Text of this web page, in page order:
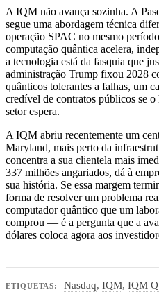
A IQM não avança sozinha. A
segue uma abordagem técnica
operação SPAC no mesmo
computação quântica acelera,
a tecnologia está da fasquia que
administração Trump fixou 2028
quânticos tolerantes a falhas, um
credível de contratos públicos se
setor espera.
A IQM abriu recentemente um
Maryland, mais perto da
concentra a sua clientela mais
337 milhões angariados, dá à
sua história. Se essa margem
forma de resolver um problema
computador quântico que um
comprou — é a pergunta que a
dólares coloca agora aos
ETIQUETAS: Nasdaq, IQM, IQM